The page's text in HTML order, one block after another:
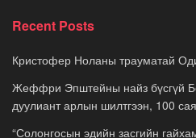
Recent Posts
Кристофер Ноланы трауматай
Жеффри Эпштейны найз бүсгүй
дуулиант арлын шилтгээн, 100
“Солонгосын эдийн засгийн